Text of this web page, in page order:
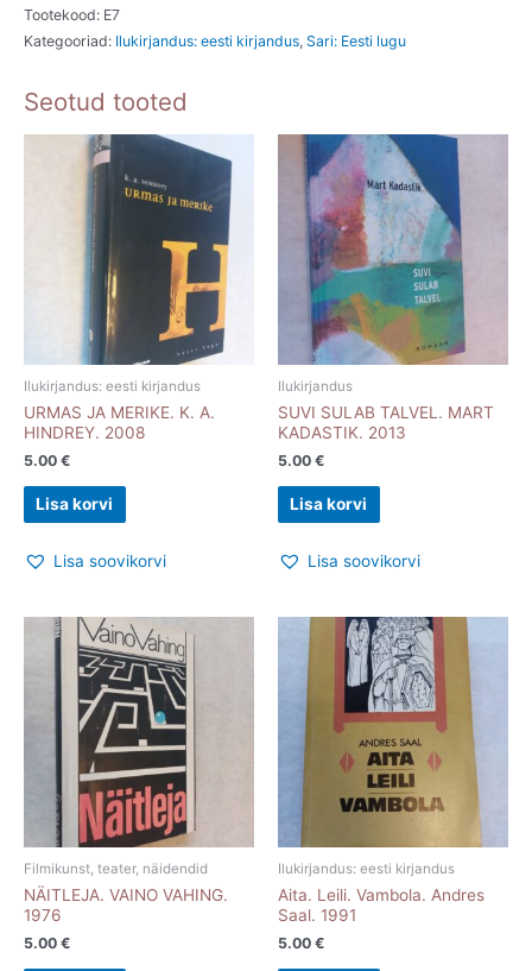
JAKOB
PÄRN.
kogus
Tootekood: E7
Kategooriad: Ilukirjandus: eesti kirjandus, Sari: Eesti lugu
Seotud tooted
Ilukirjandus: eesti kirjandus
URMAS JA MERIKE. K. A.
HINDREY. 2008
5.00 €
Lisa korvi
Lisa soovikorvi
Ilukirjandus
SUVI SULAB TALVEL. MART
KADASTIK. 2013
5.00 €
Lisa korvi
Lisa soovikorvi
Filmikunst, teater, näidendid
NÄITLEJA. VAINO VAHING.
1976
5.00 €
Ilukirjandus: eesti kirjandus
Aita. Leili. Vambola. Andres
Saal. 1991
5.00 €